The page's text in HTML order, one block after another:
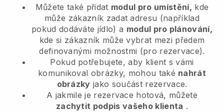
Můžete také přidat modul pro umístění, kde
může zákazník zadat adresu (například
pokud dodáváte jídlo) a modul pro plánování,
kde si zákazník může vybrat mezi předem
definovanými možnostmi (pro rezervace).
Pokud potřebujete, aby klient s vámi
komunikoval obrázky, mohou také nahrát
obrázky jako součást rezervace.
A jakmile je rezervace hotová, můžete
zachytit podpis vašeho klienta .